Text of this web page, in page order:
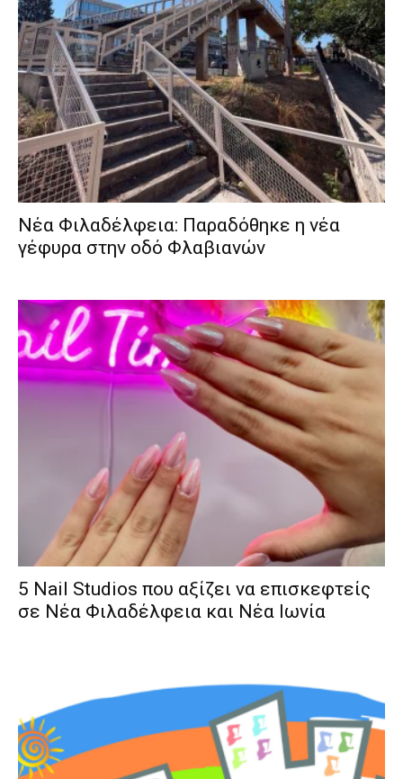
Νέα Φιλαδέλφεια: Παραδόθηκε η νέα
γέφυρα στην οδό Φλαβιανών
5 Nail Studios που αξίζει να επισκεφτείς
σε Νέα Φιλαδέλφεια και Νέα Ιωνία